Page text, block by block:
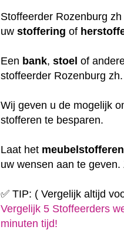
Stoffeerder Rozenburg
uwstoffering of
Een bank,stoel of
stoffeerder Rozenburg zh.
Wij geven u de mogelijk
stofferen te besparen.
Laat het meubelstofferen
uw wensen aan te
✅ TIP: ( Vergelijk altijd
Vergelijk 5 Stoffeerders
minuten tijd!